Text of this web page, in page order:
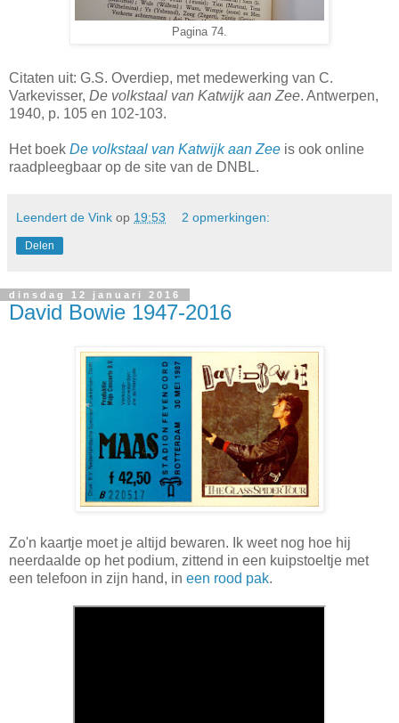
Pagina 74.
Citaten uit: G.S. Overdiep, met medewerking van C.
Varkevisser, De volkstaal van Katwijk aan Zee. Antwerpen,
1940, p. 105 en 102-103.
Het boek De volkstaal van Katwijk aan Zee is ook online
raadpleegbaar op de site van de DNBL.
Leendert de Vink op 19:53 2 opmerkingen:
Delen
dinsdag 12 januari 2016
David Bowie 1947-2016
Zo'n kaartje moet je altijd bewaren. Ik weet nog hoe hij
neerdaalde op het podium, zittend in een kuipstoeltje met
een telefoon in zijn hand, in een rood pak.